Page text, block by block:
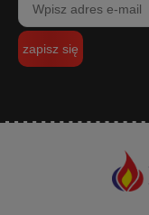
zapisz się